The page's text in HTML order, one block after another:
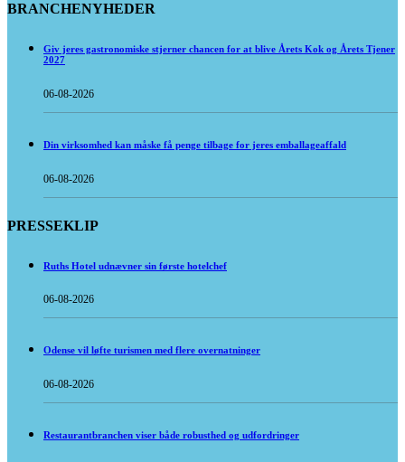
BRANCHENYHEDER
Giv jeres gastronomiske stjerner chancen for at blive Årets Kok og Årets Tjener
2027
06-08-2026
Din virksomhed kan måske få penge tilbage for jeres emballageaffald
06-08-2026
PRESSEKLIP
Ruths Hotel udnævner sin første hotelchef
06-08-2026
Odense vil løfte turismen med flere overnatninger
06-08-2026
Restaurantbranchen viser både robusthed og udfordringer